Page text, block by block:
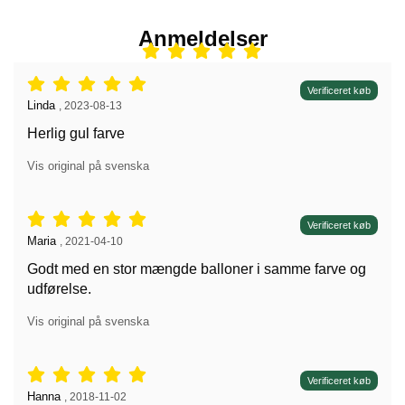
Anmeldelser
Anmeldelser: 5 stjerne af 5, Verificeret køb
Anmeldelser af:
Linda 2023-08-13
Herlig gul farve
Vis original på svenska
Anmeldelser: 5 stjerne af 5, Verificeret køb
Anmeldelser af:
Maria 2021-04-10
Godt med en stor mængde balloner i samme farve og
udførelse.
Vis original på svenska
Anmeldelser: 5 stjerne af 5, Verificeret køb
Anmeldelser af:
Hanna 2018-11-02